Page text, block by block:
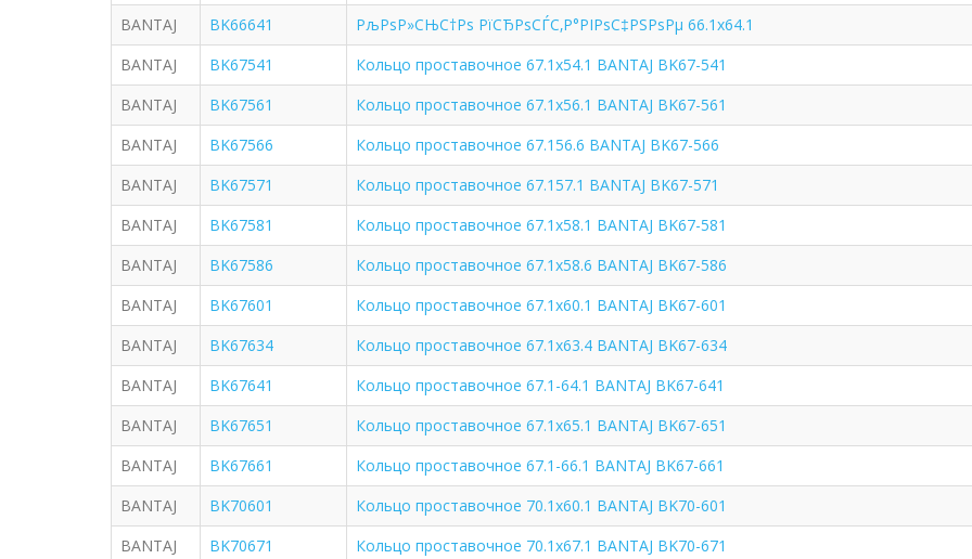
BANTAJ
BK66641
РљРѕР»СЊС†Рѕ РїСЂРѕСЃС‚Р°РІРѕС‡РЅРѕРµ 66.1x64.1
BANTAJ
BK67541
Кольцо проставочное 67.1x54.1 BANTAJ BK67-541
BANTAJ
BK67561
Кольцо проставочное 67.1x56.1 BANTAJ BK67-561
BANTAJ
BK67566
Кольцо проставочное 67.156.6 BANTAJ BK67-566
BANTAJ
BK67571
Кольцо проставочное 67.157.1 BANTAJ BK67-571
BANTAJ
BK67581
Кольцо проставочное 67.1x58.1 BANTAJ BK67-581
BANTAJ
BK67586
Кольцо проставочное 67.1x58.6 BANTAJ BK67-586
BANTAJ
BK67601
Кольцо проставочное 67.1x60.1 BANTAJ BK67-601
BANTAJ
BK67634
Кольцо проставочное 67.1x63.4 BANTAJ BK67-634
BANTAJ
BK67641
Кольцо проставочное 67.1-64.1 BANTAJ BK67-641
BANTAJ
BK67651
Кольцо проставочное 67.1x65.1 BANTAJ BK67-651
BANTAJ
BK67661
Кольцо проставочное 67.1-66.1 BANTAJ BK67-661
BANTAJ
BK70601
Кольцо проставочное 70.1x60.1 BANTAJ BK70-601
BANTAJ
BK70671 Кольцо проставочное 70.1x67.1 BANTAJ BK70-671